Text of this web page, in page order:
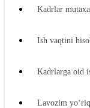
Kadrlar
Ish vaqtini
Kadrlarga oid
Lavozim